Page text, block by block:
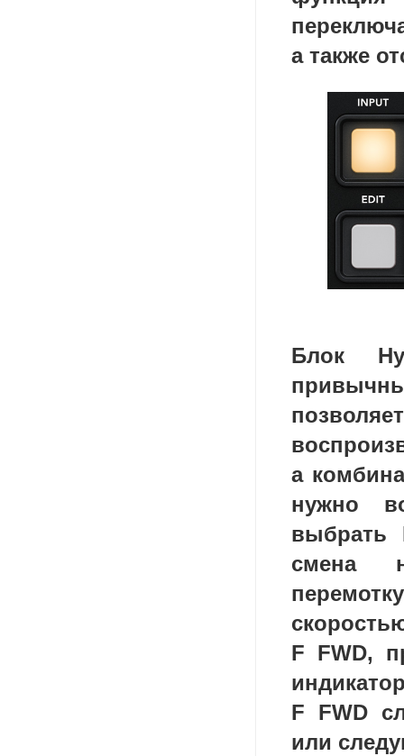
а также
Блок
а
нужно
выбрать
смена
F FWD,
F FWD
или